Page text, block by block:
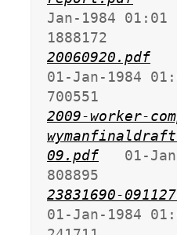
Jan-1984 01:01
20060920.pdf
01-Jan-1984
2009-worker-
09.pdf
01-
23831690-
01-Jan-1984